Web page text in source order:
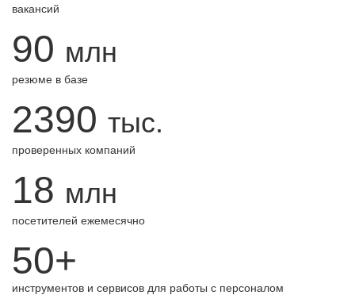
вакансий
90 млн
резюме в базе
2390 тыс.
проверенных компаний
18 млн
посетителей ежемесячно
50+
инструментов и сервисов для работы с персоналом